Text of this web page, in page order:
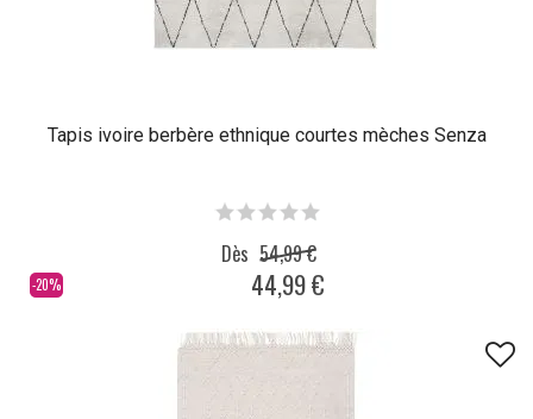
Tapis ivoire berbère ethnique courtes mèches Senza
-20%
Dès 54,99 €
44,99 €